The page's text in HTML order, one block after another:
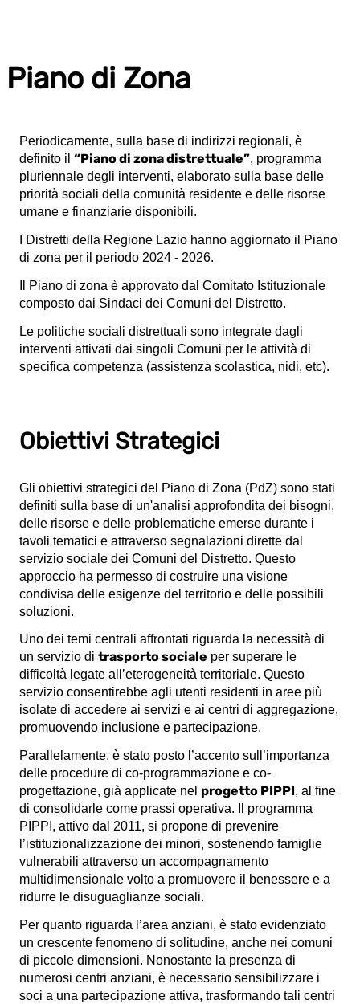
Piano di Zona
Periodicamente, sulla base di indirizzi regionali, è
definito il “Piano di zona distrettuale”, programma
pluriennale degli interventi, elaborato sulla base delle
priorità sociali della comunità residente e delle risorse
umane e finanziarie disponibili.
I Distretti della Regione Lazio hanno aggiornato il Piano
di zona per il periodo 2024 - 2026.
Il Piano di zona è approvato dal Comitato Istituzionale
composto dai Sindaci dei Comuni del Distretto.
Le politiche sociali distrettuali sono integrate dagli
interventi attivati dai singoli Comuni per le attività di
specifica competenza (assistenza scolastica, nidi, etc).
Obiettivi Strategici
Gli obiettivi strategici del Piano di Zona (PdZ) sono stati
definiti sulla base di un'analisi approfondita dei bisogni,
delle risorse e delle problematiche emerse durante i
tavoli tematici e attraverso segnalazioni dirette dal
servizio sociale dei Comuni del Distretto. Questo
approccio ha permesso di costruire una visione
condivisa delle esigenze del territorio e delle possibili
soluzioni.
Uno dei temi centrali affrontati riguarda la necessità di
un servizio di trasporto sociale per superare le
difficoltà legate all’eterogeneità territoriale. Questo
servizio consentirebbe agli utenti residenti in aree più
isolate di accedere ai servizi e ai centri di aggregazione,
promuovendo inclusione e partecipazione.
Parallelamente, è stato posto l’accento sull’importanza
delle procedure di co-programmazione e co-
progettazione, già applicate nel progetto PIPPI, al fine
di consolidarle come prassi operativa. Il programma
PIPPI, attivo dal 2011, si propone di prevenire
l’istituzionalizzazione dei minori, sostenendo famiglie
vulnerabili attraverso un accompagnamento
multidimensionale volto a promuovere il benessere e a
ridurre le disuguaglianze sociali.
Per quanto riguarda l’area anziani, è stato evidenziato
un crescente fenomeno di solitudine, anche nei comuni
di piccole dimensioni. Nonostante la presenza di
numerosi centri anziani, è necessario sensibilizzare i
soci a una partecipazione attiva, trasformando tali centri